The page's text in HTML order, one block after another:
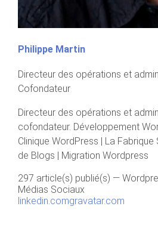
Philippe Martin
Directeur des opérations et
Cofondateur
Directeur des opérations et
cofondateur. Développement
Clinique WordPress | La
de Blogs | Migration Wordpress
297 article(s) publié(s) —
Médias Sociaux
linkedin.comgravatar.com